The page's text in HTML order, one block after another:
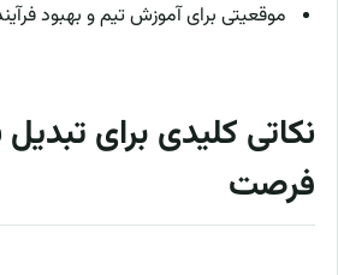
موقعیتی برای آموزش تیم و بهبود
نکاتی کلیدی برای
فرصت